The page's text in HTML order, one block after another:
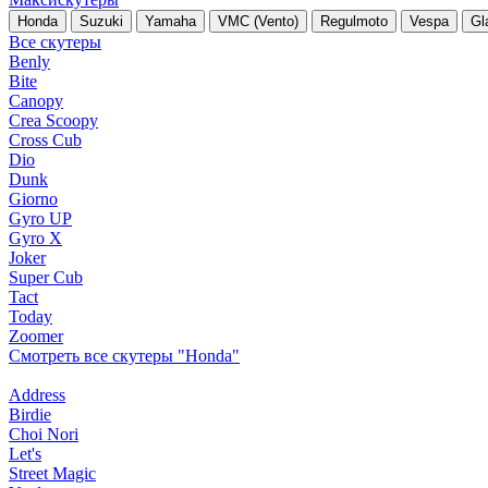
Honda Suzuki Yamaha VMC (Vento) Regulmoto Vespa
Все скутеры
Benly
Bite
Canopy
Crea Scoopy
Cross Cub
Dio
Dunk
Giorno
Gyro UP
Gyro X
Joker
Super Cub
Tact
Today
Zoomer
Смотреть все скутеры "Honda"
Address
Birdie
Choi Nori
Let's
Street Magic